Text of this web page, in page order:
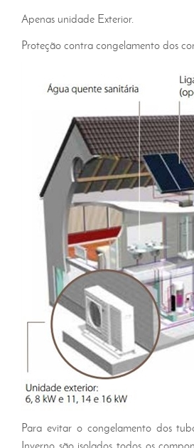
Apenas unidade Exterior.
Proteção contra congelamento dos
Para evitar o congelamento dos